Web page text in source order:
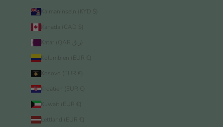
Kaimaninseln (KYD $)
Kanada (CAD $)
Kolumbien (EUR €)
Kroatien (EUR €)
Kuwait (EUR €)
Lettland (EUR €)